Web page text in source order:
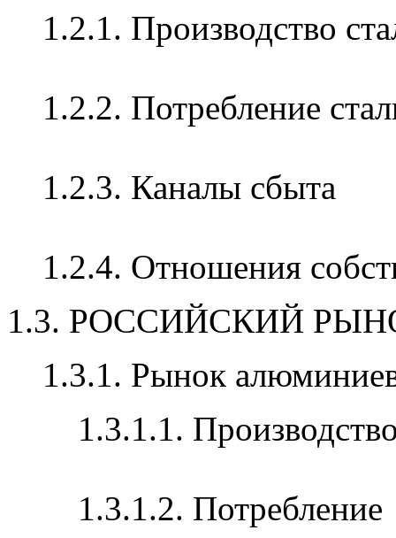
1.2.1. Производство
1.2.2. Потребление
1.2.3. Каналы сбыта
1.2.4. Отношения
1.3. РОССИЙСКИЙ
1.3.1. Рынок
1.3.1.1.
1.3.1.2. Потребление